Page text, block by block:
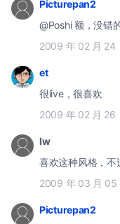
Picturepan2
@Poshi 额，没错
2009 年 02 月 24
et
很live，很喜欢
2009 年 02 月 26
lw
喜欢这种风格，
2009 年 03 月 05
Picturepan2